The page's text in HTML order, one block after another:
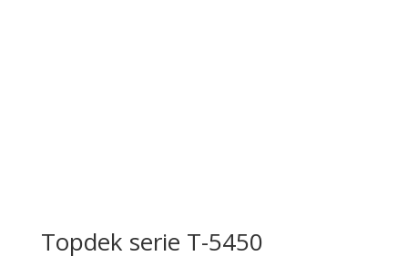
Topdek serie T-5450